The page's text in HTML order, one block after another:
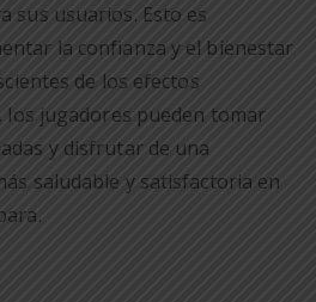
sus usuarios. Esto es
la confianza y el bienestar
de los efectos
los jugadores pueden tomar
y disfrutar de una
saludable y satisfactoria en